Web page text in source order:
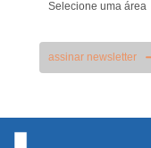
assinar newsletter